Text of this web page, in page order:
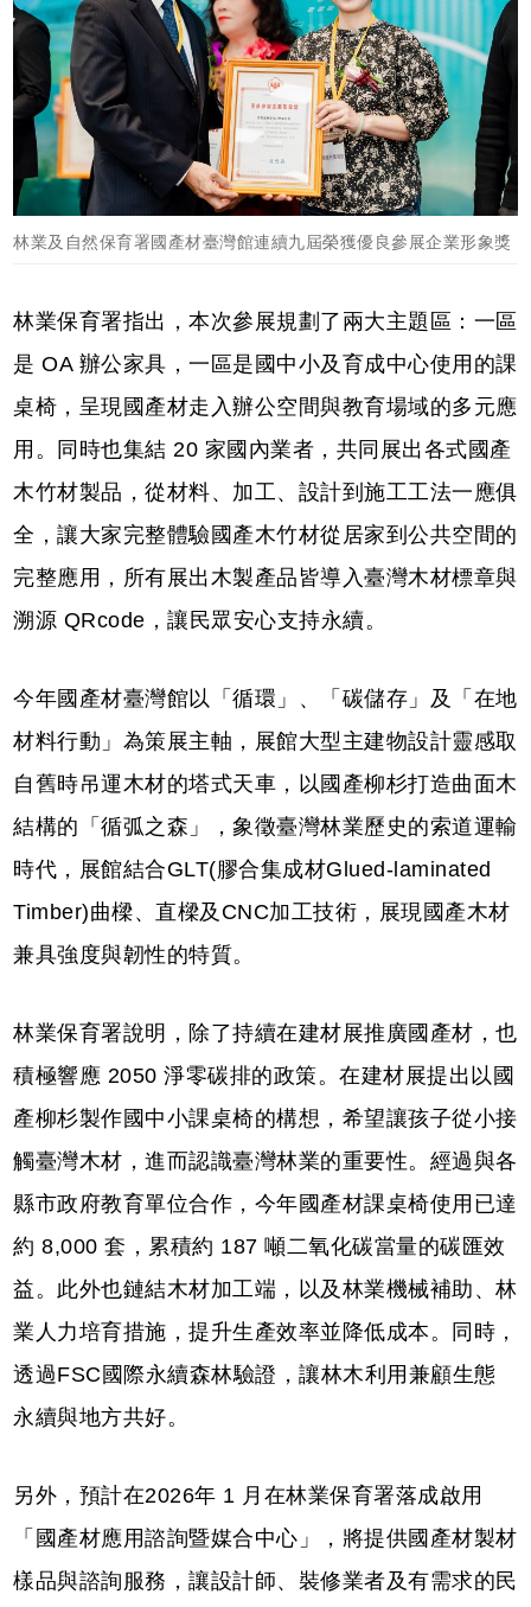
林業及自然保育署國產材臺灣館連續九屆榮獲優良參展企業形象獎
林業保育署指出，本次參展規劃了兩大主題區：一區
是 OA 辦公家具，一區是國中小及育成中心使用的課
桌椅，呈現國產材走入辦公空間與教育場域的多元應
用。同時也集結 20 家國內業者，共同展出各式國產
木竹材製品，從材料、加工、設計到施工工法一應俱
全，讓大家完整體驗國產木竹材從居家到公共空間的
完整應用，所有展出木製產品皆導入臺灣木材標章與
溯源 QRcode，讓民眾安心支持永續。
今年國產材臺灣館以「循環」、「碳儲存」及「在地
材料行動」為策展主軸，展館大型主建物設計靈感取
自舊時吊運木材的塔式天車，以國產柳杉打造曲面木
結構的「循弧之森」，象徵臺灣林業歷史的索道運輸
時代，展館結合GLT(膠合集成材Glued-laminated
Timber)曲樑、直樑及CNC加工技術，展現國產木材
兼具強度與韌性的特質。
林業保育署說明，除了持續在建材展推廣國產材，也
積極響應 2050 淨零碳排的政策。在建材展提出以國
產柳杉製作國中小課桌椅的構想，希望讓孩子從小接
觸臺灣木材，進而認識臺灣林業的重要性。經過與各
縣市政府教育單位合作，今年國產材課桌椅使用已達
約 8,000 套，累積約 187 噸二氧化碳當量的碳匯效
益。此外也鏈結木材加工端，以及林業機械補助、林
業人力培育措施，提升生產效率並降低成本。同時，
透過FSC國際永續森林驗證，讓林木利用兼顧生態
永續與地方共好。
另外，預計在2026年 1 月在林業保育署落成啟用
「國產材應用諮詢暨媒合中心」，將提供國產材製材
樣品與諮詢服務，讓設計師、裝修業者及有需求的民